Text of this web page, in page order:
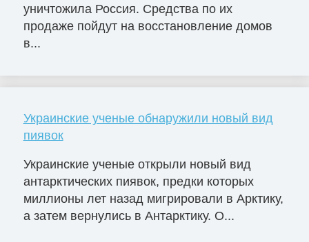
уничтожила Россия. Средства по их
продаже пойдут на восстановление домов
в...
Украинские ученые обнаружили новый вид
пиявок
Украинские ученые открыли новый вид
антарктических пиявок, предки которых
миллионы лет назад мигрировали в Арктику,
а затем вернулись в Антарктику. О...